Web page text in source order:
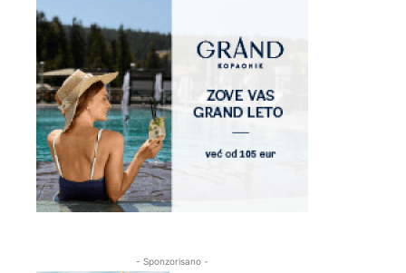
- Sponzorisano -